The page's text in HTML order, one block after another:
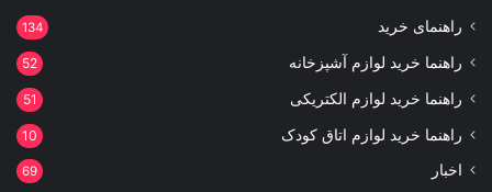
راهنمای خرید 134
راهنما خرید لوازم آشپزخانه 52
راهنما خرید لوازم الکتریکی 51
راهنما خرید لوازم اتاق کودک 10
اخبار 69